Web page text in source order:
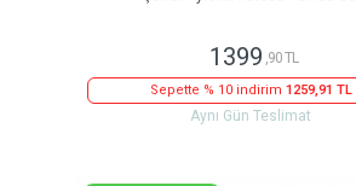
1399 ,90 TL
Sepette % 10 indirim 1259,91 TL
Aynı Gün Teslimat